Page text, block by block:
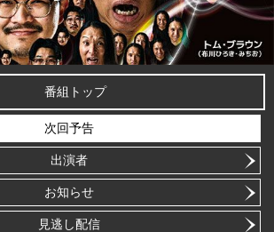
番組トップ
次回予告
出演者
お知らせ
見逃し配信